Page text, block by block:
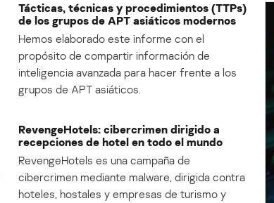
Tácticas, técnicas y procedimientos (TTPs)
de los grupos de APT asiáticos modernos
Hemos elaborado este informe con el
propósito de compartir información de
inteligencia avanzada para hacer frente a los
grupos de APT asiáticos.
RevengeHotels: cibercrimen dirigido a
recepciones de hotel en todo el mundo
RevengeHotels es una campaña de
cibercrimen mediante malware, dirigida contra
hoteles, hostales y empresas de turismo y